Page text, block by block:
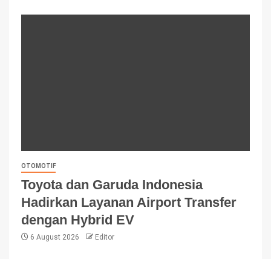
OTOMOTIF
Toyota dan Garuda Indonesia
Hadirkan Layanan Airport Transfer
dengan Hybrid EV
6 August 2026 Editor